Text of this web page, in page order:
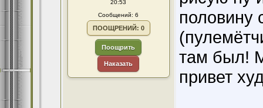
20:53
Сообщений: 6
ПООЩРЕНИЙ: 0
Поощрить
Наказать
половину
там был!
привет